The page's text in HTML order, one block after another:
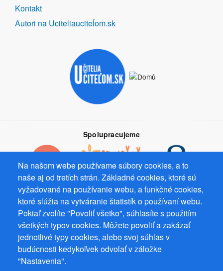
Na našom webe používame súbory cookies, a to
naše aj od tretích strán. Základné cookies, ktoré sú
vyžadované na používanie webu, a funkčné cookies,
ktoré slúžia na vytváranie štatistík o používaní webu.
Pokiaľ zvolíte "Povoliť všetko", súhlasíte s použitím
všetkých typov cookies. Môžete povoliť a zakázať
jednotlivé typy cookies, alebo svoj súhlas v
budúcnosti kedykoľvek odvolať v záložke
"Nastavenia".
Kontakt
Autori na Uciteliauciteĺom.sk
Spolupracujeme
Prevádzkovateľ: Mgr. Bc. Žaneta Radimecká, MBA, Ostrov 256, 561
22 Ostrov, IČ 08993033, DIČ CZ9161263958
© 2026PuzzleWebss.r.o.